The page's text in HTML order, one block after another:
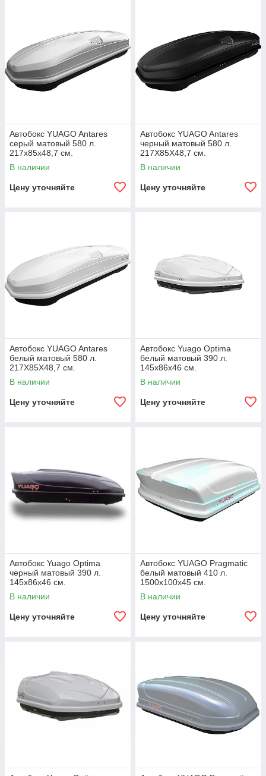
Автобокс YUAGO Antares
серый матовый 580 л.
217х85х48,7 см.
В наличии
Цену уточняйте
Автобокс YUAGO Antares
черный матовый 580 л.
217Х85Х48,7 см.
В наличии
Цену уточняйте
Автобокс YUAGO Antares
белый матовый 580 л.
217Х85Х48,7 см.
В наличии
Цену уточняйте
Автобокс Yuago Optima
белый матовый 390 л.
145х86х46 см.
В наличии
Цену уточняйте
Автобокс Yuago Optima
черный матовый 390 л.
145х86х46 см.
В наличии
Цену уточняйте
Автобокс YUAGO Pragmatic
белый матовый 410 л.
1500х100х45 см.
В наличии
Цену уточняйте